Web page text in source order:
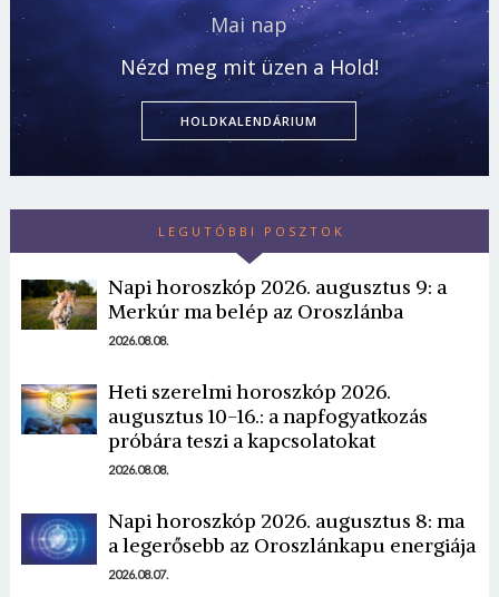
Mai nap
Nézd meg mit üzen a Hold!
HOLDKALENDÁRIUM
LEGUTÓBBI POSZTOK
Napi horoszkóp 2026. augusztus 9: a
Merkúr ma belép az Oroszlánba
2026.08.08.
Heti szerelmi horoszkóp 2026.
augusztus 10-16.: a napfogyatkozás
próbára teszi a kapcsolatokat
2026.08.08.
Napi horoszkóp 2026. augusztus 8: ma
a legerősebb az Oroszlánkapu energiája
2026.08.07.
Borsonline bejelentkezés
E-mail cím vagy felhasználónév
Jelszó